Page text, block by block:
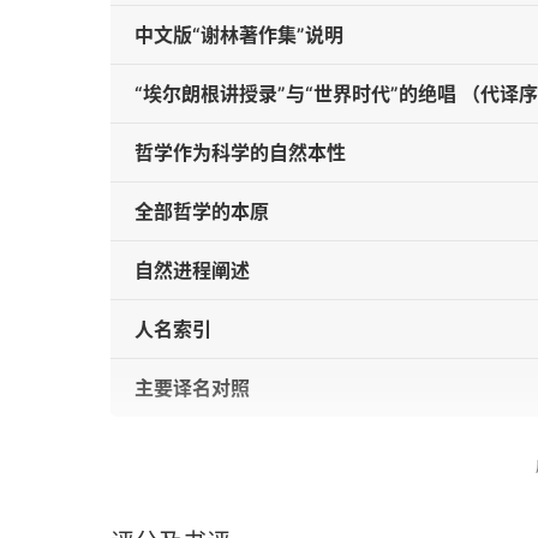
中文版“谢林著作集”说明
“埃尔朗根讲授录”与“世界时代”的绝唱 （代译序
哲学作为科学的自然本性
全部哲学的本原
自然进程阐述
人名索引
主要译名对照